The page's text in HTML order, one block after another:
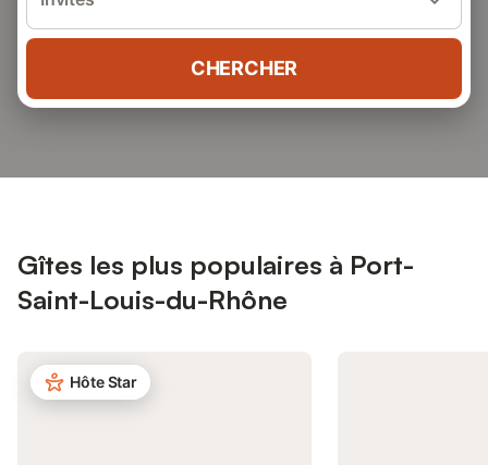
CHERCHER
Gîtes les plus populaires à Port-
Saint-Louis-du-Rhône
Hôte Star